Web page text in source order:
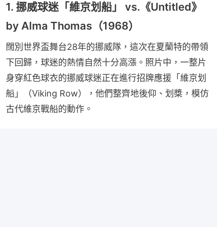
1. 挪威球迷「維京划船」 vs.《Untitled》
by Alma Thomas（1968）
闊別世界盃舞台28年的挪威隊，這次在夏蘭特的帶領
下回歸，球迷的熱情自然十分高漲。照片中，一整片
身穿紅色球衣的挪威球迷正在進行招牌應援「維京划
船」（Viking Row），他們整齊地後仰、划槳，模仿
古代維京戰船的動作。